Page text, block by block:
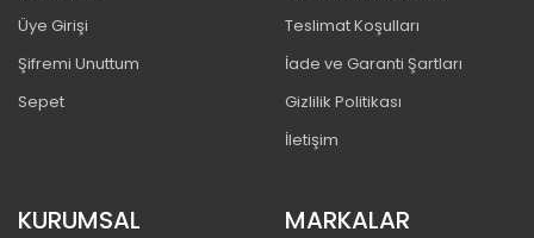
Üye Girişi
Şifremi Unuttum
Sepet
Teslimat Koşulları
İade ve Garanti Şartları
Gizlilik Politikası
İletişim
KURUMSAL MARKALAR